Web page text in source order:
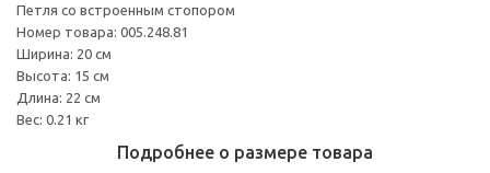
Петля со встроенным стопором
Номер товара: 005.248.81
Ширина: 20 см
Высота: 15 см
Длина: 22 см
Вес: 0.21 кг
Подробнее о размере товара